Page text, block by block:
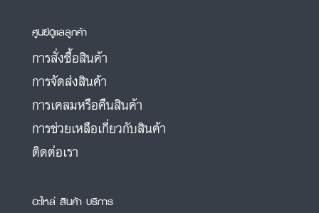
ศูนย์ดูแลลูกค้า
การสั่งซื้อสินค้า
การจัดส่งสินค้า
การเคลมหรือคืนสินค้า
การช่วยเหลือเกี่ยวกับสินค้า
ติดต่อเรา
อะไหล่ สินค้า บริการ